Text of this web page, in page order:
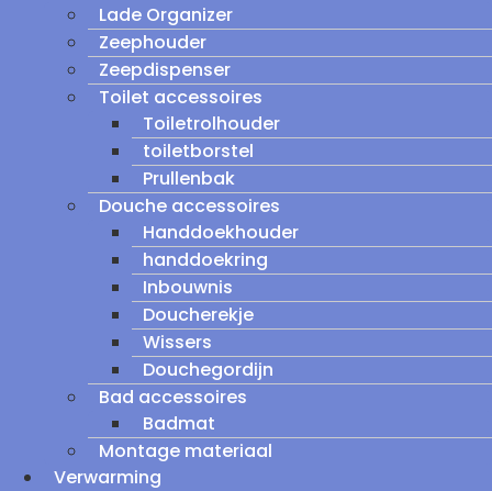
Lade Organizer
Zeephouder
Zeepdispenser
Toilet accessoires
Toiletrolhouder
toiletborstel
Prullenbak
Douche accessoires
Handdoekhouder
handdoekring
Inbouwnis
Doucherekje
Wissers
Douchegordijn
Bad accessoires
Badmat
Montage materiaal
Verwarming